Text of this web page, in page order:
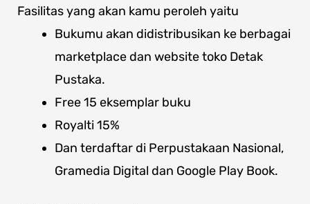
Fasilitas yang akan kamu peroleh yaitu
Bukumu akan didistribusikan ke berbagai
marketplace dan website toko Detak
Pustaka.
Free 15 eksemplar buku
Royalti 15%
Dan terdaftar di Perpustakaan Nasional,
Gramedia Digital dan Google Play Book.